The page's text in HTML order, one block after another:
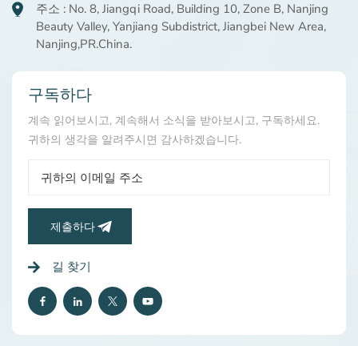
주소 : No. 8, Jiangqi Road, Building 10, Zone B, Nanjing
Beauty Valley, Yanjiang Subdistrict, Jiangbei New Area,
Nanjing,PR.China.
구독하다
계속 읽어보시고, 계속해서 소식을 받아보시고, 구독하세요.
귀하의 생각을 알려주시면 감사하겠습니다.
제출하다
길 찾기